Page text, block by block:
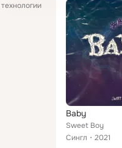
Baby
Sweet Boy
Сингл
2021